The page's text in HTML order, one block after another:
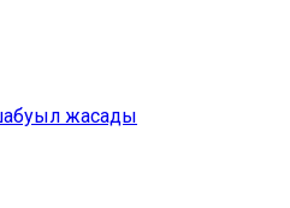
жасады